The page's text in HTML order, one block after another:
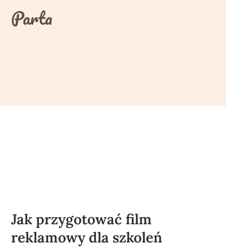
contentParta
Jak przygotować film
reklamowy dla szkoleń